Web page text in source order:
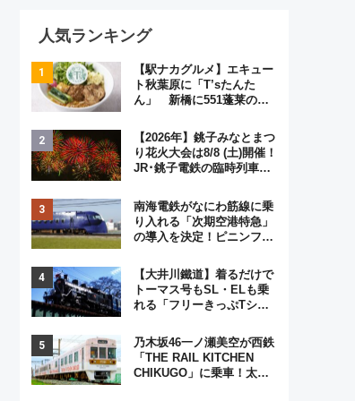
人気ランキング
【駅ナカグルメ】エキュー
ト秋葉原に「T’sたんた
ん」 新橋に551蓬莱の
オムライス専門店「肉とた
まご」新グルメ続々登場！
【2026年8月】
【2026年】銚子みなとまつ
り花火大会は8/8 (土)開催！
JR･銚子電鉄の臨時列車や
く8,000発の大迫力＆屋台
を満喫
南海電鉄がなにわ筋線に乗
り入れる「次期空港特急」
の導入を決定！ピニンファ
デザイン
【大井川鐵道】着るだけで
トーマス号もSL・ELも乗
れる「フリーきっぷTシャ
乃木坂46一ノ瀬美空が西鉄
「THE RAIL KITCHEN
CHIKUGO」に乗車！太宰